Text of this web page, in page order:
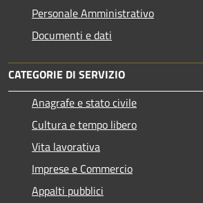
Personale Amministrativo
Documenti e dati
CATEGORIE DI SERVIZIO
Anagrafe e stato civile
Cultura e tempo libero
Vita lavorativa
Imprese e Commercio
Appalti pubblici